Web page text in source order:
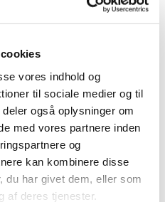
vores indhold og
til sociale medier og til
også oplysninger om
med vores partnere inden
og
kan kombinere disse
du har givet dem, eller som
af deres tjenester.